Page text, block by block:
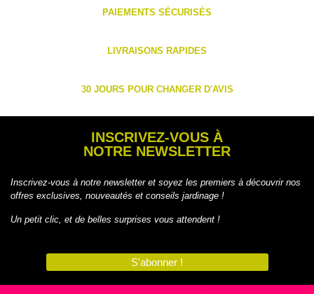
PAIEMENTS SÉCURISÉS
LIVRAISONS RAPIDES
30 JOURS POUR CHANGER D'AVIS
INSCRIVEZ-VOUS À
NOTRE NEWSLETTER
Inscrivez-vous à notre newsletter et soyez les premiers à découvrir nos
offres exclusives, nouveautés et conseils jardinage !
Un petit clic, et de belles surprises vous attendent !
S'abonner !